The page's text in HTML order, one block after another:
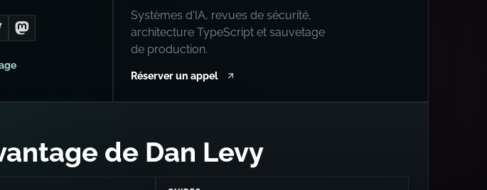
me on LinkedIn
me on Bluesky
me on Twitter
Follow me on Mastodon
Systèmes d'IA, revues de sécurité,
architecture TypeScript et sauvetage
de production.
Réserver un appel
de Dan Levy